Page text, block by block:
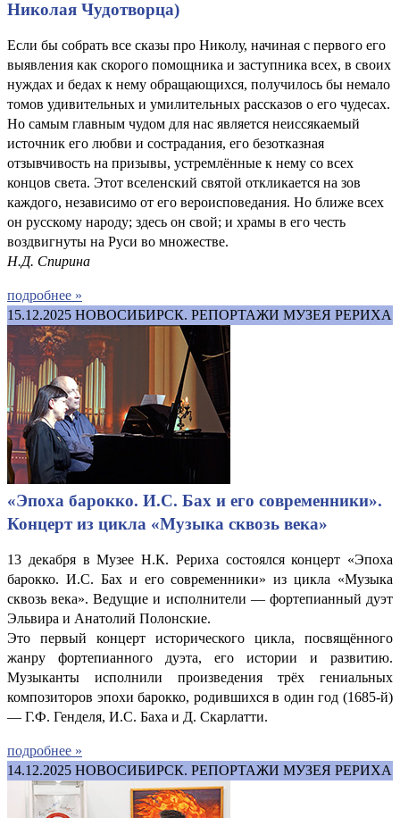
Николая Чудотворца)
Если бы собрать все сказы про Николу, начиная с первого его
выявления как скорого помощника и заступника всех, в своих
нуждах и бедах к нему обращающихся, получилось бы немало
томов удивительных и умилительных рассказов о его чудесах.
Но самым главным чудом для нас является неиссякаемый
источник его любви и сострадания, его безотказная
отзывчивость на призывы, устремлённые к нему со всех
концов света. Этот вселенский святой откликается на зов
каждого, независимо от его вероисповедания. Но ближе всех
он русскому народу; здесь он свой; и храмы в его честь
воздвигнуты на Руси во множестве.
Н.Д. Спирина
подробнее »
15.12.2025 НОВОСИБИРСК. РЕПОРТАЖИ МУЗЕЯ РЕРИХА
«Эпоха барокко. И.С. Бах и его современники».
Концерт из цикла «Музыка сквозь века»
13 декабря в Музее Н.К. Рериха состоялся концерт «Эпоха
барокко. И.С. Бах и его современники» из цикла «Музыка
сквозь века». Ведущие и исполнители — фортепианный дуэт
Эльвира и Анатолий Полонские.
Это первый концерт исторического цикла, посвящённого
жанру фортепианного дуэта, его истории и развитию.
Музыканты исполнили произведения трёх гениальных
композиторов эпохи барокко, родившихся в один год (1685-й)
— Г.Ф. Генделя, И.С. Баха и Д. Скарлатти.
подробнее »
14.12.2025 НОВОСИБИРСК. РЕПОРТАЖИ МУЗЕЯ РЕРИХА